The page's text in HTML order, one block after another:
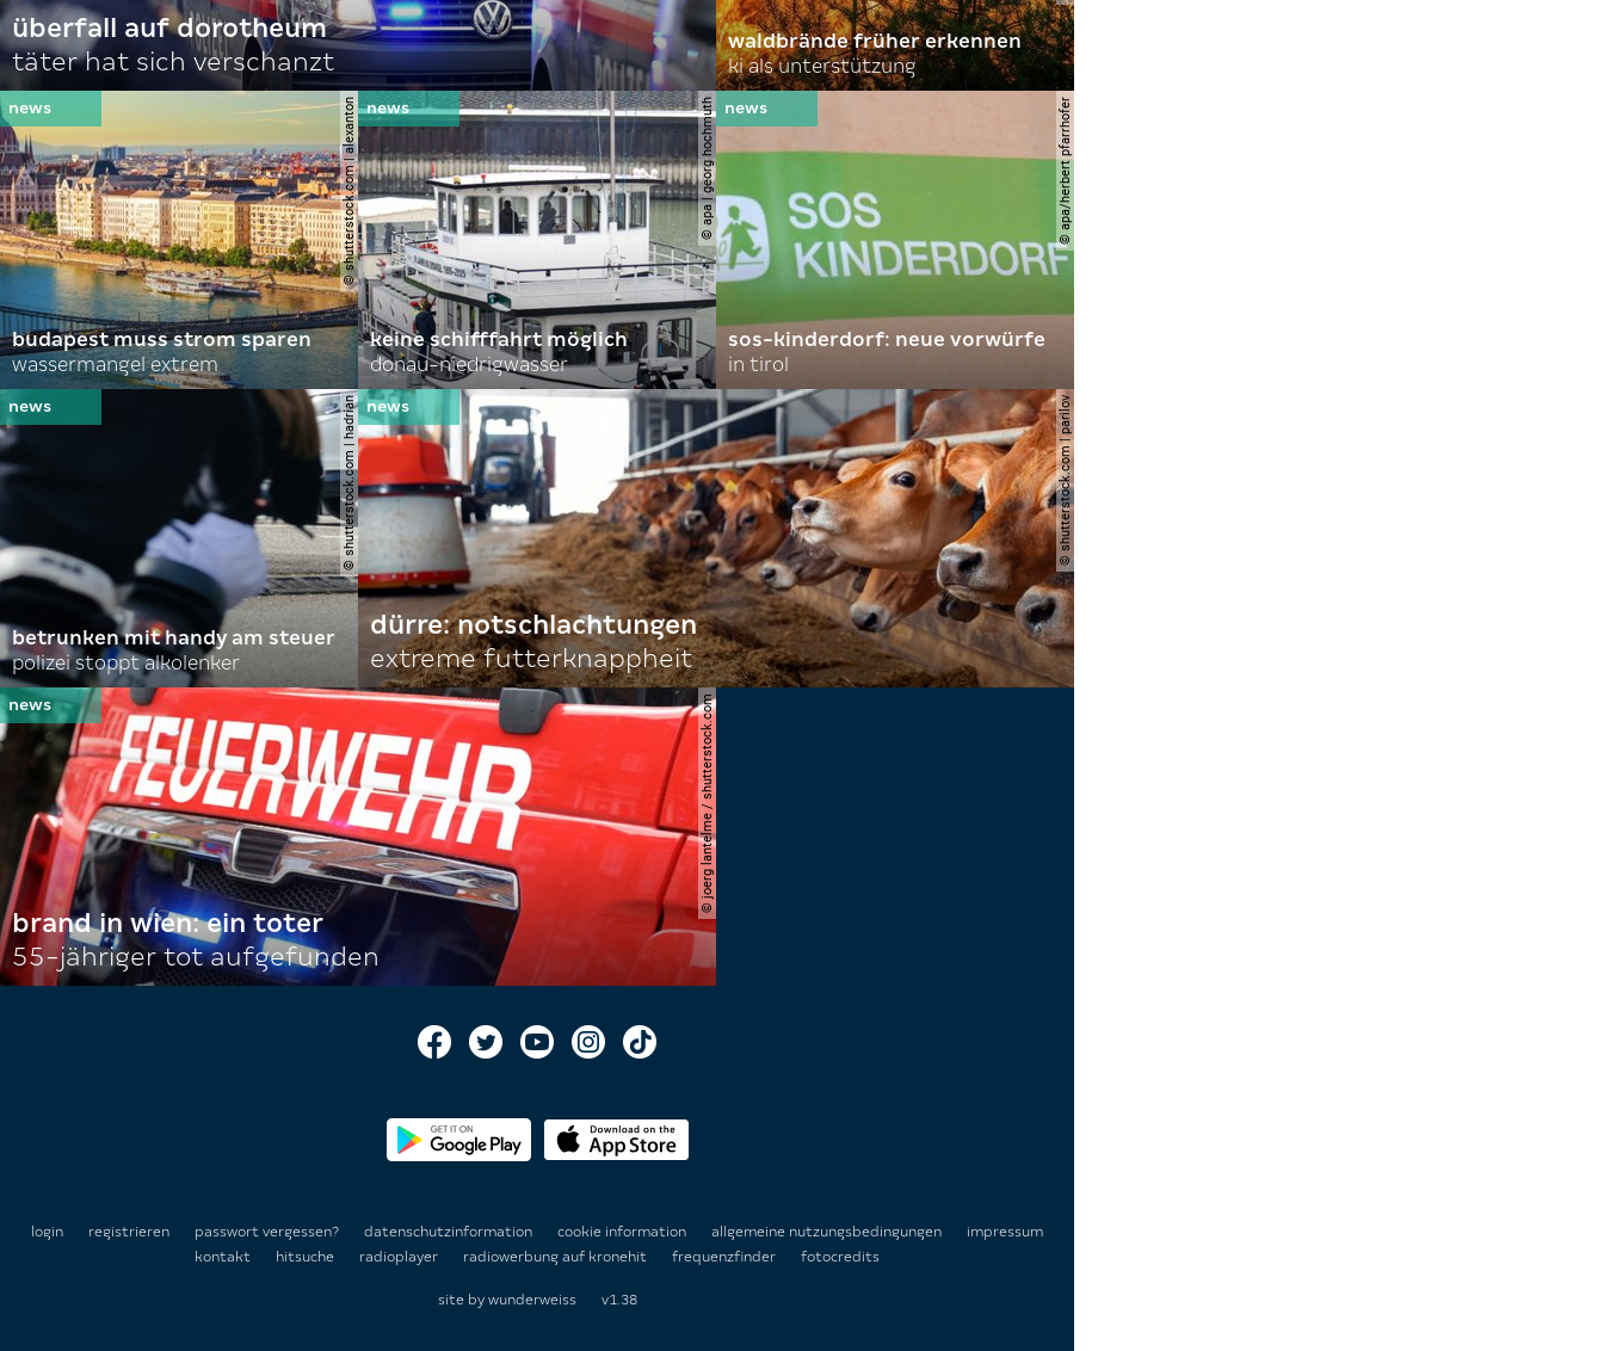
überfall auf dorotheum
täter hat sich verschanzt
waldbrände früher erkennen
ki als unterstützung
© shutterstock.com | alexanton
budapest muss strom sparen
wassermangel extrem
© apa | georg hochmuth
keine schifffahrt möglich
donau-niedrigwasser
© apa/herbert pfarrhofer
sos-kinderdorf: neue vorwürfe
in tirol
© shutterstock.com | hadrian
betrunken mit handy am steuer
polizei stoppt alkolenker
© shutterstock.com | parilov
dürre: notschlachtungen
extreme futterknappheit
© joerg lantelme / shutterstock.com
brand in wien: ein toter
55-jähriger tot aufgefunden
login registrieren passwort vergessen? datenschutzinformation cookie information allgemeine nutzungsbedingungen
impressum
kontakt
hitsuche radioplayer radiowerbung auf kronehit frequenzfinder fotocredits
site by wunderweiss v1.38